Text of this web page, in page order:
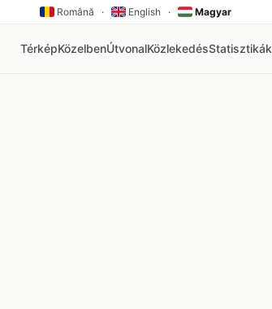
Română · English · Magyar
TérképKözelbenÚtvonalKözlekedésStatisztikák